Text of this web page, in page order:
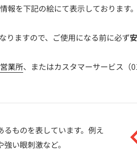
報を下記の絵にて表示しております
りますので、ご使用になる前に必ず
業所、またはカスタマーサービス（
るものを表しています。例え
い眼刺激など。